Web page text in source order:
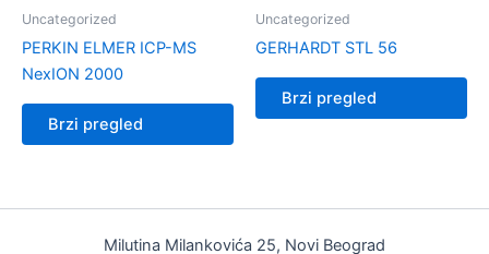
Uncategorized
PERKIN ELMER ICP-MS
NexION 2000
Brzi pregled
Uncategorized
GERHARDT STL 56
Brzi pregled
Milutina Milankovića 25, Novi Beograd